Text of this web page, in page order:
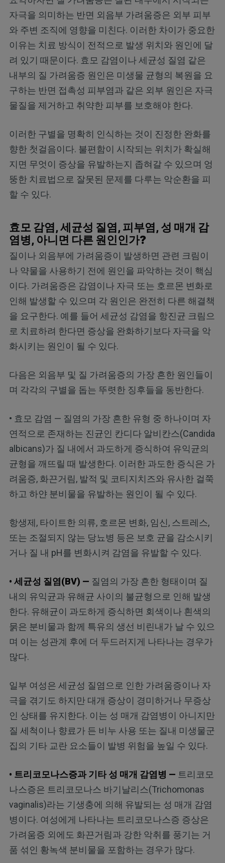
자극을 의미하는 반면 외음부 가려움증은 외부 피부
와 주변 조직에 영향을 미친다. 이러한 차이가 중요한
이유는 치료 방식이 전적으로 발생 위치와 원인에 달
려 있기 때문이다. 효모 감염이나 세균성 질염 같은
내부의 질 가려움증 원인은 미생물 균형의 복원을 요
구하는 반면 접촉성 피부염과 같은 외부 원인은 자극
물질을 제거하고 취약한 피부를 보호해야 한다.
이러한 구별을 명확히 인식하는 것이 진정한 완화를
향한 첫걸음이다. 불편함이 시작되는 위치가 확실해
지면 무엇이 증상을 유발하는지 좁혀갈 수 있으며 엉
뚱한 치료법으로 잘못된 문제를 다루는 악순환을 피
할 수 있다.
효모 감염, 세균성 질염, 피부염, 성 매개 감
염병, 아니면 다른 원인인가?
질이나 외음부에 가려움증이 발생하면 관련 크림이
나 약물을 사용하기 전에 원인을 파악하는 것이 핵심
이다. 가려움증은 감염이나 자극 또는 호르몬 변화로
인해 발생할 수 있으며 각 원인은 완전히 다른 해결책
을 요구한다. 예를 들어 세균성 감염을 항진균 크림으
로 치료하려 한다면 증상을 완화하기보다 자극을 악
화시키는 원인이 될 수 있다.
다음은 외음부 및 질 가려움증의 가장 흔한 원인들이
며 각각의 구별을 돕는 뚜렷한 징후들을 동반한다.
• 효모 감염 — 질염의 가장 흔한 유형 중 하나이며 자
연적으로 존재하는 진균인 칸디다 알비칸스(Candida
albicans)가 질 내에서 과도하게 증식하여 유익균의
균형을 깨뜨릴 때 발생한다. 이러한 과도한 증식은 가
려움증, 화끈거림, 발적 및 코티지치즈와 유사한 걸쭉
하고 하얀 분비물을 유발하는 원인이 될 수 있다.
항생제, 타이트한 의류, 호르몬 변화, 임신, 스트레스,
또는 조절되지 않는 당뇨병 등은 보호 균을 감소시키
거나 질 내 pH를 변화시켜 감염을 유발할 수 있다.
• 세균성 질염(BV) — 질염의 가장 흔한 형태이며 질
내의 유익균과 유해균 사이의 불균형으로 인해 발생
한다. 유해균이 과도하게 증식하면 회색이나 흰색의
묽은 분비물과 함께 특유의 생선 비린내가 날 수 있으
며 이는 성관계 후에 더 두드러지게 나타나는 경우가
많다.
일부 여성은 세균성 질염으로 인한 가려움증이나 자
극을 겪기도 하지만 대개 증상이 경미하거나 무증상
인 상태를 유지한다. 이는 성 매개 감염병이 아니지만
질 세척이나 향료가 든 비누 사용 또는 질내 미생물군
집의 기타 교란 요소들이 발병 위험을 높일 수 있다.
• 트리코모나스증과 기타 성 매개 감염병 — 트리코모
나스증은 트리코모나스 바기날리스(Trichomonas
vaginalis)라는 기생충에 의해 유발되는 성 매개 감염
병이다. 여성에게 나타나는 트리코모나스증 증상은
가려움증 외에도 화끈거림과 강한 악취를 풍기는 거
품 섞인 황녹색 분비물을 포함하는 경우가 많다.